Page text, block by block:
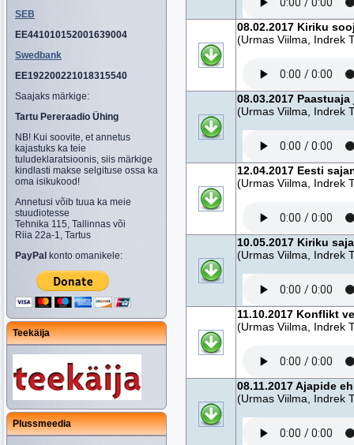
SEB
EE441010152001639004
Swedbank
EE192200221018315540
Saajaks märkige:
Tartu Pereraadio Ühing
NB! Kui soovite, et annetus
kajastuks ka teie
tuludeklaratsioonis, siis märkige
kindlasti makse selgituse ossa ka
oma isikukood!
Annetusi võib tuua ka meie
stuudiotesse
Tehnika 115, Tallinnas või
Riia 22a-1, Tartus
PayPal konto omanikele:
Teekäija
Plussmeedia
08.02.2017 Kiriku
(Urmas Viilma, Indrek
08.03.2017
(Urmas Viilma, Indrek
12.04.2017 Eesti
(Urmas Viilma, Indrek
10.05.2017 Kiriku
(Urmas Viilma, Indrek
11.10.2017 Konflikt
(Urmas Viilma, Indrek
08.11.2017 Ajapide
(Urmas Viilma, Indrek